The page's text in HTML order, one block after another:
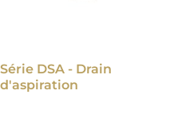
Série DSA - Drain
d'aspiration